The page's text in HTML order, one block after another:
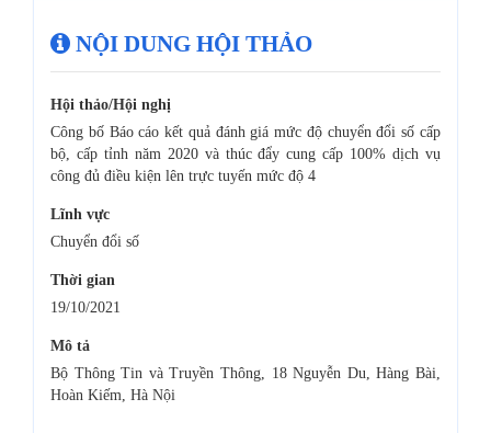
NỘI DUNG HỘI THẢO
Hội thảo/Hội nghị
Công bố Báo cáo kết quả đánh giá mức độ chuyển đổi số cấp
bộ, cấp tỉnh năm 2020 và thúc đẩy cung cấp 100% dịch vụ
công đủ điều kiện lên trực tuyến mức độ 4
Lĩnh vực
Chuyển đổi số
Thời gian
19/10/2021
Mô tả
Bộ Thông Tin và Truyền Thông, 18 Nguyễn Du, Hàng Bài,
Hoàn Kiếm, Hà Nội